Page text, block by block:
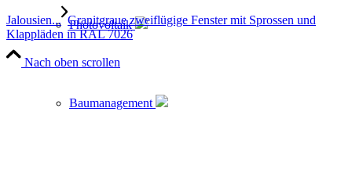
Photovoltaik
Baumanagement
Jalousien... Granitgraue zweiflügige Fenster mit Sprossen und
Klappläden in RAL 7026
Nach oben scrollen